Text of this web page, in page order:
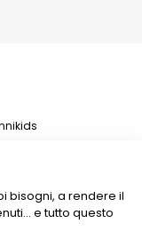
bisogni, a rendere il
e tutto questo